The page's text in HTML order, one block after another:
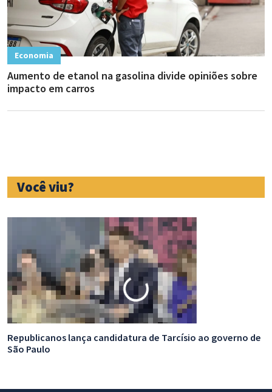
Economia
Aumento de etanol na gasolina divide opiniões sobre
impacto em carros
Você viu?
Republicanos lança candidatura de Tarcísio ao governo de
São Paulo